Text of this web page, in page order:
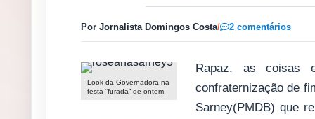
Por Jornalista Domingos Costa/ 2 comentários
Look da Governadora na
festa “furada” de ontem
Rapaz, as coisas
confraternização de
Sarney(PMDB) que